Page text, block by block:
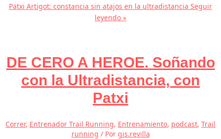
Patxi Artigot: constancia sin atajos en la ultradistancia Seguir
leyendo »
DE CERO A HEROE. Soñando
con la Ultradistancia, con
Patxi
Correr, Entrenador Trail Running, Entrenamiento, podcast, Trail
running / Por gis.revilla